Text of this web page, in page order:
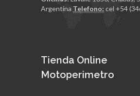
Argentina Telefono: cel +54
Tienda Online
Motoperimetro